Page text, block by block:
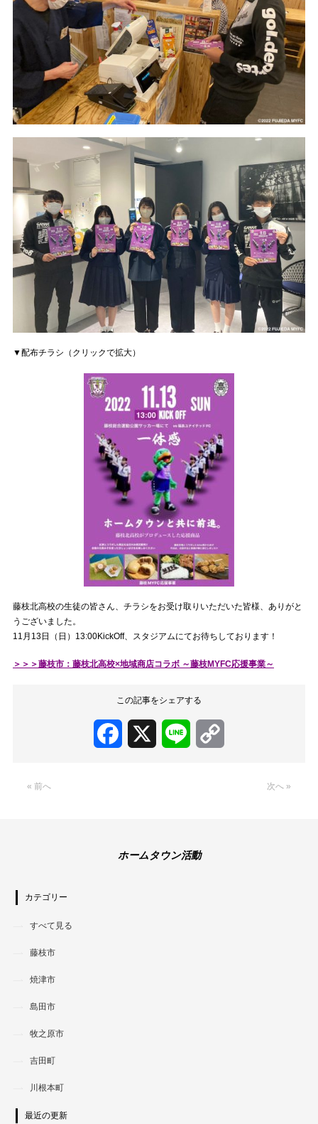
▼配布チラシ（クリックで拡大）
藤枝北高校の生徒の皆さん、チラシをお受け取りいただいた皆様、ありがと
うございました。
11月13日（日）13:00KickOff、スタジアムにてお待ちしております！
＞＞＞藤枝市：藤枝北高校×地域商店コラボ ～藤枝MYFC応援事業～
この記事をシェアする
Facebook Line
« 前へ 次へ »
ホームタウン活動
カテゴリー
すべて見る
藤枝市
焼津市
島田市
牧之原市
吉田町
川根本町
最近の更新